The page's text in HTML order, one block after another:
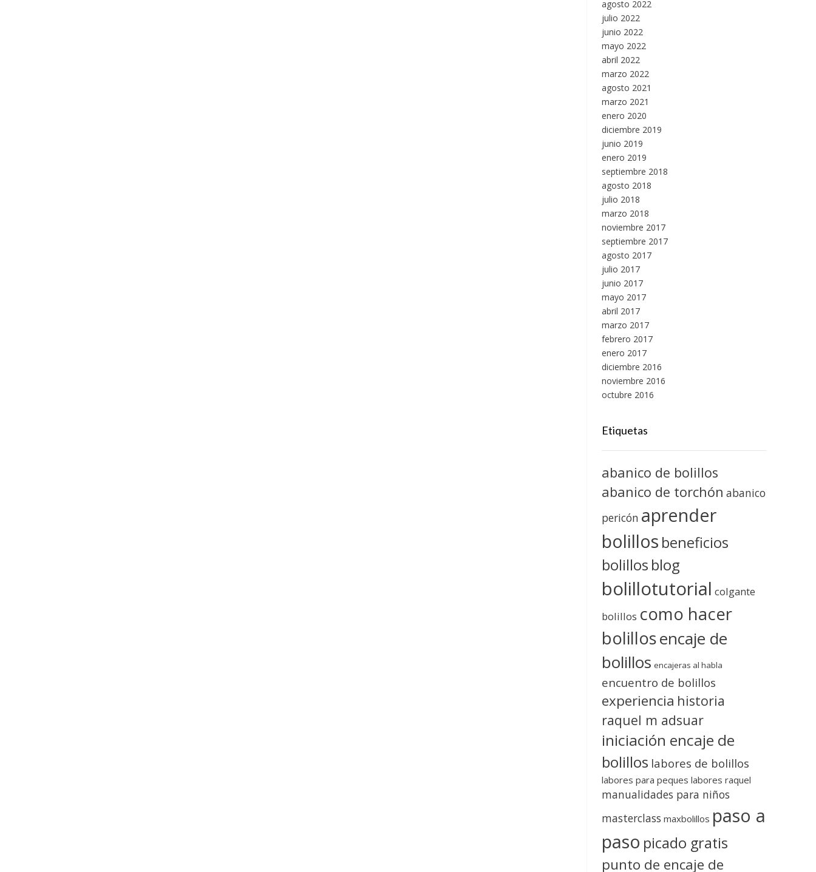
agosto 2022
julio 2022
junio 2022
mayo 2022
abril 2022
marzo 2022
agosto 2021
marzo 2021
enero 2020
diciembre 2019
junio 2019
enero 2019
septiembre 2018
agosto 2018
julio 2018
marzo 2018
noviembre 2017
septiembre 2017
agosto 2017
julio 2017
junio 2017
mayo 2017
abril 2017
marzo 2017
febrero 2017
enero 2017
diciembre 2016
noviembre 2016
octubre 2016
Etiquetas
abanico de bolillos
abanico de torchón abanico
pericón aprender
bolillos beneficios
bolillos blog
bolillotutorial colgante
bolillos como hacer
bolillosencaje de
bolillos encajeras al habla
encuentro de bolillos
experiencia historia
raquel m adsuar
iniciación encaje de
bolillos labores de bolillos
labores para peques labores raquel
manualidades para niños
masterclass maxbolillos paso a
paso picado gratis
punto de encaje de